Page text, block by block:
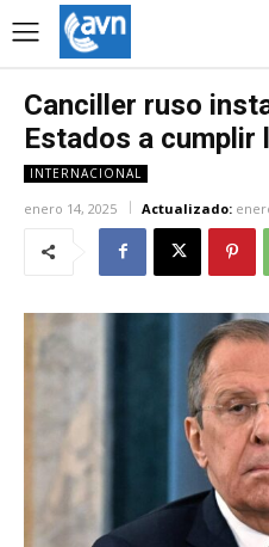
Canciller ruso
Estados a cumplir
INTERNACIONAL
enero 14, 2025 Actualizado: